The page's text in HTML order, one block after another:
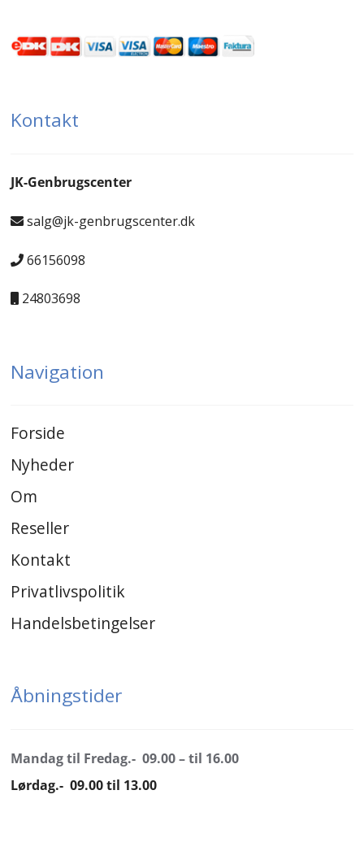
Kontakt
JK-Genbrugscenter
salg@jk-genbrugscenter.dk
66156098
24803698
Navigation
Forside
Nyheder
Om
Reseller
Kontakt
Privatlivspolitik
Handelsbetingelser
Åbningstider
Mandag til Fredag.- 09.00 – til 16.00
Lørdag.- 09.00 til 13.00